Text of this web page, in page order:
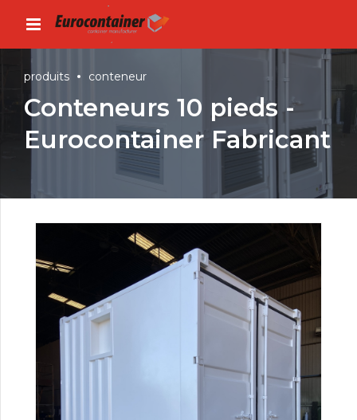
produits conteneur
Conteneurs 10 pieds -
Eurocontainer Fabricant